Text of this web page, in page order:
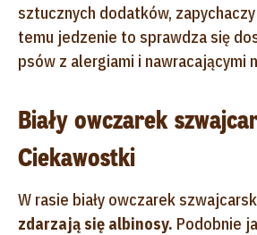
sztucznych dodatków,
temu jedzenie to sprawdza się
psów z alergiami i nawracającymi
Biały owczarek
Ciekawostki
W rasie biały owczarek
zdarzają się albinosy. Podobnie